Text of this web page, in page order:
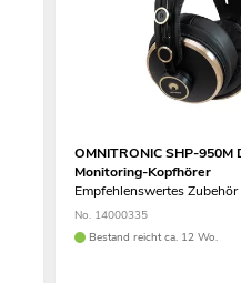
OMNITRONIC SHP-950M
Monitoring-Kopfhörer
Empfehlenswertes Zubehör
No. 14000335
Bestand reicht ca. 12 Wo.